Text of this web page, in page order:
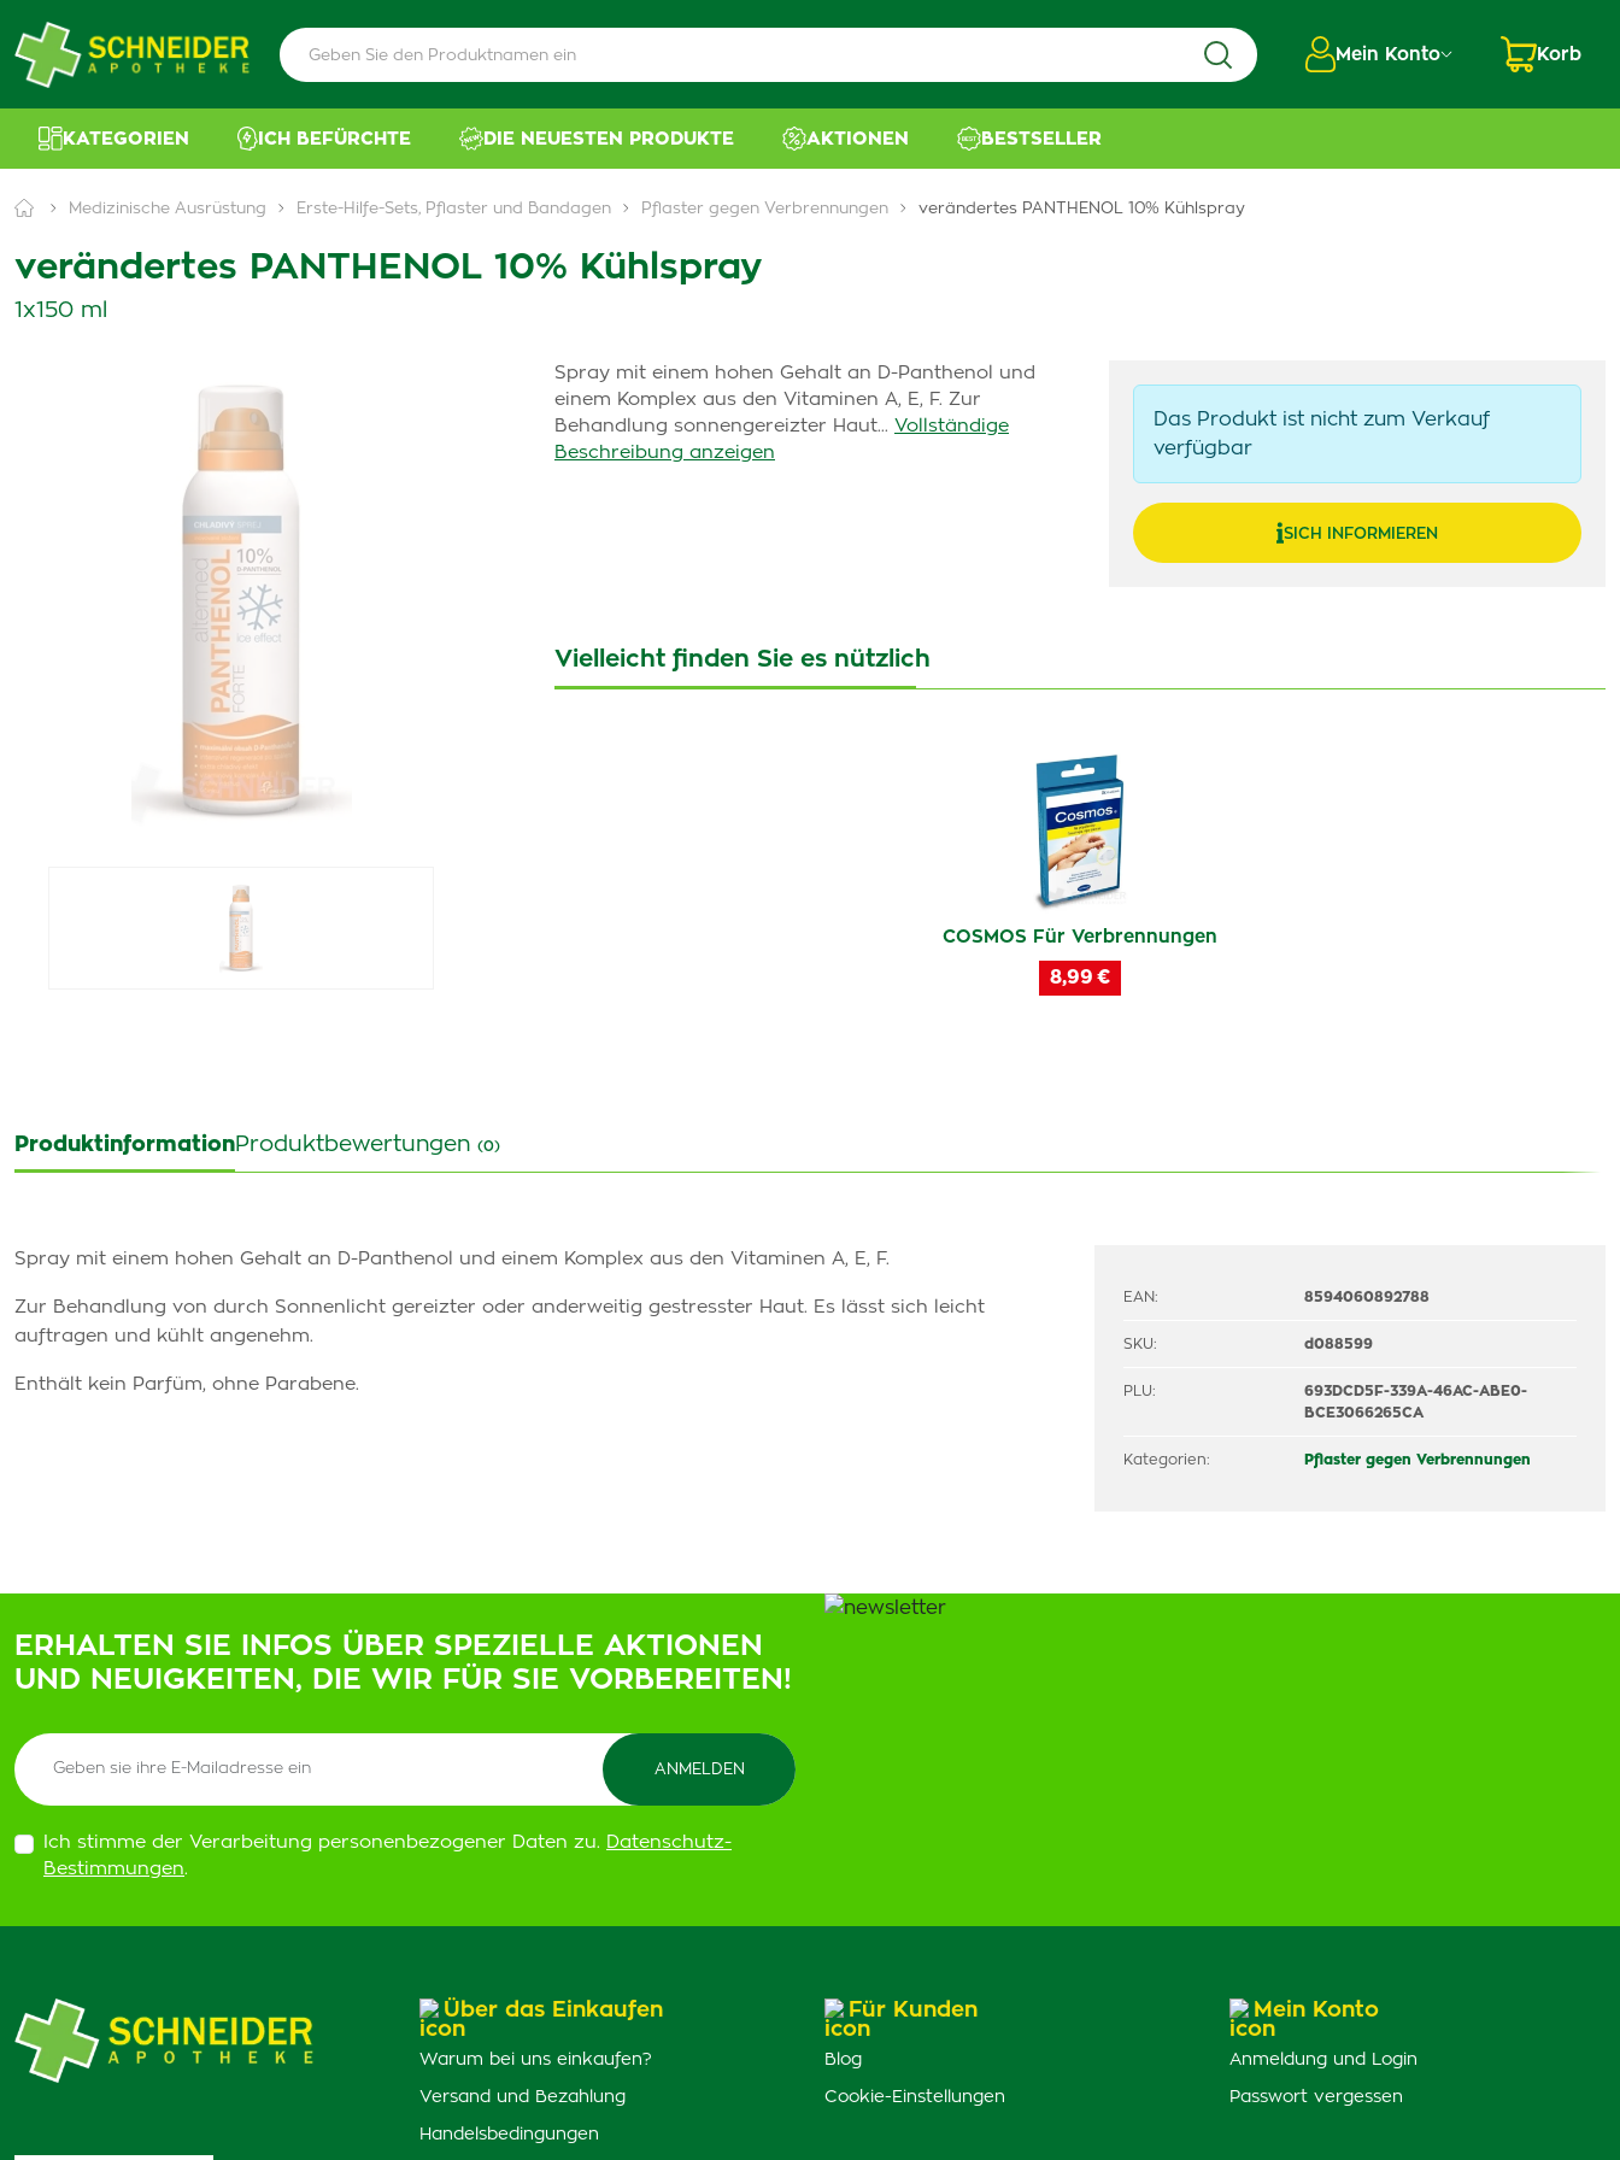
Mein Konto Korb
KATEGORIEN ICH BEFÜRCHTE DIE NEUESTEN PRODUKTE AKTIONEN BESTSELLER
Medizinische Ausrüstung Erste-Hilfe-Sets, Pflaster und Bandagen Pflaster gegen Verbrennungen verändertes PANTHENOL 10% Kühlspray
verändertes PANTHENOL 10% Kühlspray
1x150 ml
Spray mit einem hohen Gehalt an D-Panthenol und
einem Komplex aus den Vitaminen A, E, F. Zur
Behandlung sonnengereizter Haut... Vollständige
Beschreibung anzeigen
Das Produkt ist nicht zum Verkauf
verfügbar
SICH INFORMIEREN
Vielleicht finden Sie es nützlich
COSMOS Für Verbrennungen
8,99 €
ProduktinformationProduktbewertungen (0)
Spray mit einem hohen Gehalt an D-Panthenol und einem Komplex aus den Vitaminen A, E, F.
Zur Behandlung von durch Sonnenlicht gereizter oder anderweitig gestresster Haut. Es lässt sich leicht
auftragen und kühlt angenehm.
Enthält kein Parfüm, ohne Parabene.
EAN: 8594060892788
SKU: d088599
PLU:
693DCD5F-339A-46AC-ABE0-
BCE3066265CA
Kategorien: Pflaster gegen Verbrennungen
ERHALTEN SIE INFOS ÜBER SPEZIELLE AKTIONEN
UND NEUIGKEITEN, DIE WIR FÜR SIE VORBEREITEN!
Ich stimme der Verarbeitung personenbezogener Daten zu. Datenschutz-
Bestimmungen.
Über das Einkaufen
Warum bei uns einkaufen?
Versand und Bezahlung
Handelsbedingungen
Für Kunden
Blog
Cookie-Einstellungen
Mein Konto
Anmeldung und Login
Passwort vergessen